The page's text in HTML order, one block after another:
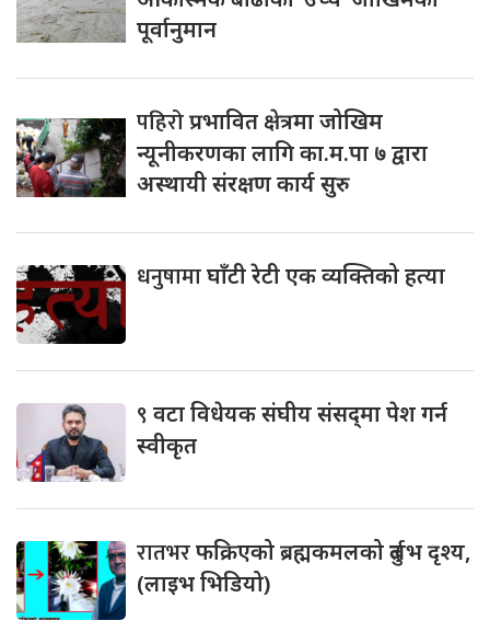
पूर्वानुमान
पहिरोप्रभावित क्षेत्रमा जोखिम
न्यूनीकरणका लागि का.म.पा ७ द्वारा
अस्थायी संरक्षण कार्य सुरु
धनुषामाघाँटी रेटी एक व्यक्तिको हत्या
९ वटा विधेयक संघीय संसद्‌मा पेश गर्न
स्वीकृत
रातभरफक्रिएको ब्रह्मकमलको दुर्लभ दृश्य,
(लाइभ भिडियो)